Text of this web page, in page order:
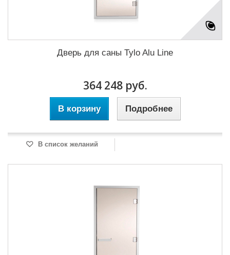
Дверь для саны Tylo Alu Line
364 248 руб.
В корзину Подробнее
В список желаний